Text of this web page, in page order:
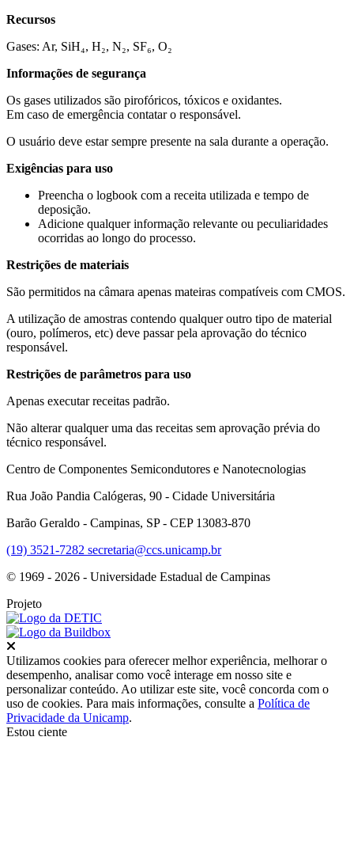
Recursos
Gases: Ar, SiH₄, H₂, N₂, SF₆, O₂
Informações de segurança
Os gases utilizados são pirofóricos, tóxicos e oxidantes.
Em caso de emergência contatar o responsável.
O usuário deve estar sempre presente na sala durante a operação.
Exigências para uso
Preencha o logbook com a receita utilizada e tempo de
deposição.
Adicione qualquer informação relevante ou peculiaridades
ocorridas ao longo do processo.
Restrições de materiais
São permitidos na câmara apenas mateiras compatíveis com CMOS.
A utilização de amostras contendo qualquer outro tipo de material
(ouro, polímeros, etc) deve passar pela aprovação do técnico
responsável.
Restrições de parâmetros para uso
Apenas executar receitas padrão.
Não alterar qualquer uma das receitas sem aprovação prévia do
técnico responsável.
Centro de Componentes Semicondutores e Nanotecnologias
Rua João Pandia Calógeras, 90 - Cidade Universitária
Barão Geraldo - Campinas, SP - CEP 13083-870
(19) 3521-7282 secretaria@ccs.unicamp.br
© 1969 - 2026 - Universidade Estadual de Campinas
Projeto
Utilizamos cookies para oferecer melhor experiência, melhorar o
desempenho, analisar como você interage em nosso site e
personalizar conteúdo. Ao utilizar este site, você concorda com o
uso de cookies. Para mais informações, consulte a Política de
Privacidade da Unicamp.
Estou ciente